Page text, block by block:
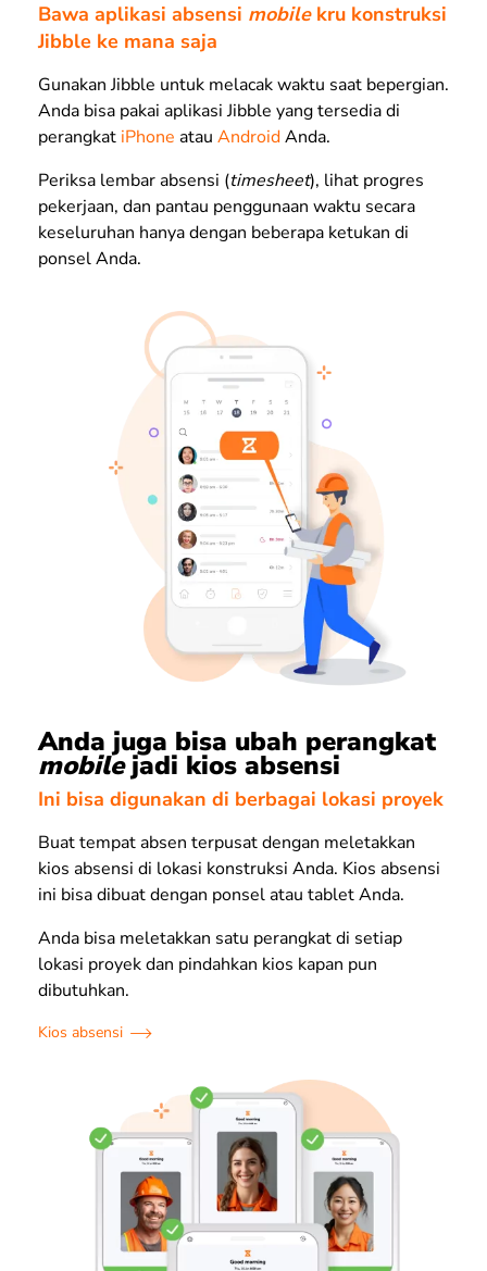
Bawa aplikasi absensi mobilekru konstruksi
Jibble ke mana saja
Gunakan Jibble untuk melacak waktu saat bepergian.
Anda bisa pakai aplikasi Jibble yang tersedia di
perangkat iPhone atau AndroidAnda.
Periksa lembar absensi (timesheet), lihat progres
pekerjaan, dan pantau penggunaan waktu secara
keseluruhan hanya dengan beberapa ketukan di
ponsel Anda.
Anda juga bisa ubah perangkat
mobilejadi kios absensi
Ini bisa digunakan di berbagai lokasi proyek
Buat tempat absen terpusat dengan meletakkan
kios absensi di lokasi konstruksi Anda. Kios absensi
ini bisa dibuat dengan ponsel atau tablet Anda.
Anda bisa meletakkan satu perangkat di setiap
lokasi proyek dan pindahkan kios kapan pun
dibutuhkan.
Kios absensi